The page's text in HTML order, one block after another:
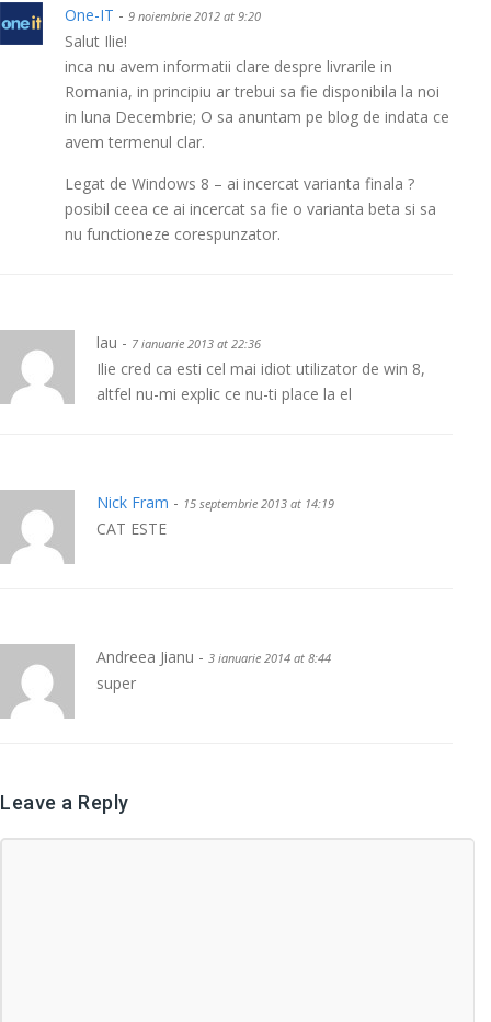
One-IT - 9 noiembrie 2012 at 9:20
Salut Ilie!
inca nu avem informatii clare despre livrarile in
Romania, in principiu ar trebui sa fie disponibila la noi
in luna Decembrie; O sa anuntam pe blog de indata ce
avem termenul clar.
Legat de Windows 8 – ai incercat varianta finala ?
posibil ceea ce ai incercat sa fie o varianta beta si sa
nu functioneze corespunzator.
lau - 7 ianuarie 2013 at 22:36
Ilie cred ca esti cel mai idiot utilizator de win 8,
altfel nu-mi explic ce nu-ti place la el
Nick Fram - 15 septembrie 2013 at 14:19
CAT ESTE
Andreea Jianu - 3 ianuarie 2014 at 8:44
super
Leave a Reply